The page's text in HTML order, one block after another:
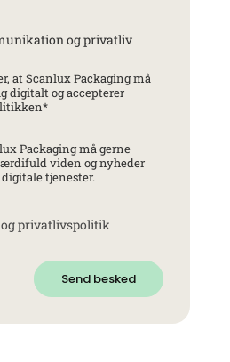
og privatliv
at Scanlux Packaging må
digitalt og accepterer
*
Packaging må gerne
viden og nyheder
tjenester.
privatlivspolitik
Send besked